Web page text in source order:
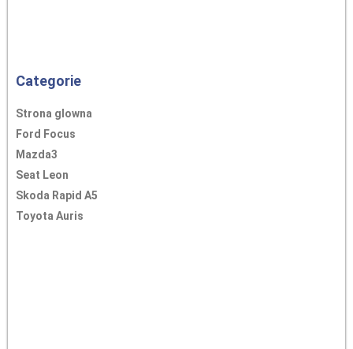
Categorie
Strona glowna
Ford Focus
Mazda3
Seat Leon
Skoda Rapid A5
Toyota Auris